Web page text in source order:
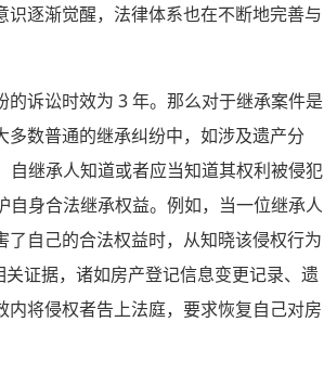
逐渐觉醒，法律体系也在不断地完善与
诉讼时效为 3 年。那么对于继承案件是
数普通的继承纠纷中，如涉及遗产分
自继承人知道或者应当知道其权利被侵犯
身合法继承权益。例如，当一位继承人
自己的合法权益时，从知晓该侵权行为
证据，诸如房产登记信息变更记录、遗
将侵权者告上法庭，要求恢复自己对房